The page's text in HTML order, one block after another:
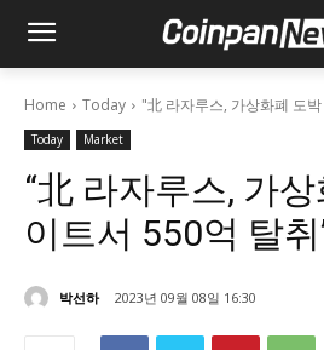
Home Today "北 라자루스, 가상화폐 도
Today Market
“北 라자루스, 가
이트서 550억 탈취
박선하 2023년 09월 08일 16:30